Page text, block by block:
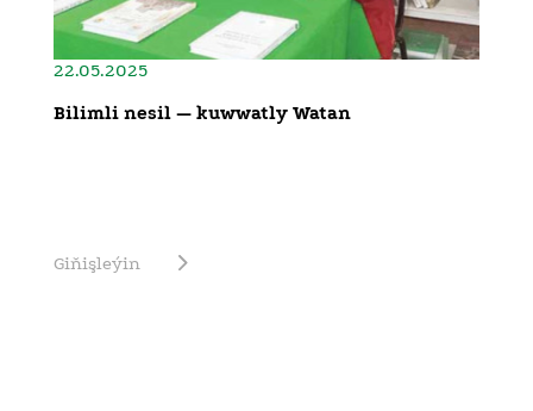
22.05.2025
Bilimli nesil — kuwwatly Watan
Giňişleýin